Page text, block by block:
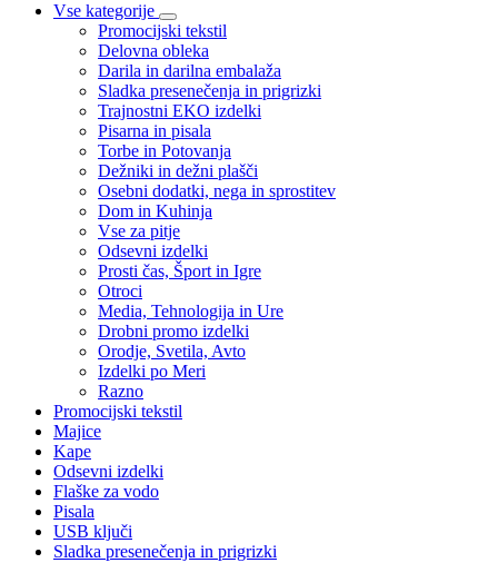
Vse kategorije
Promocijski tekstil
Delovna obleka
Darila in darilna embalaža
Sladka presenečenja in prigrizki
Trajnostni EKO izdelki
Pisarna in pisala
Torbe in Potovanja
Dežniki in dežni plašči
Osebni dodatki, nega in sprostitev
Dom in Kuhinja
Vse za pitje
Odsevni izdelki
Prosti čas, Šport in Igre
Otroci
Media, Tehnologija in Ure
Drobni promo izdelki
Orodje, Svetila, Avto
Izdelki po Meri
Razno
Promocijski tekstil
Majice
Kape
Odsevni izdelki
Flaške za vodo
Pisala
USB ključi
Sladka presenečenja in prigrizki